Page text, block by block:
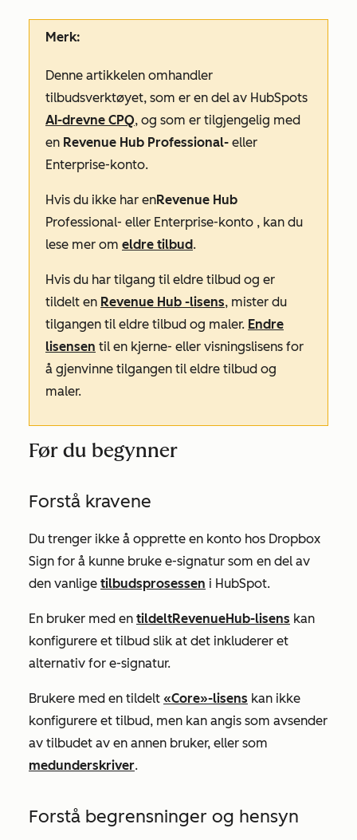
Merk:
Denne artikkelen omhandler
tilbudsverktøyet, som er en del av HubSpots
AI-drevne CPQ, og som er tilgjengelig med
en Revenue Hub Professional- eller
Enterprise-konto.
Hvis du ikke har enRevenue Hub
Professional- eller Enterprise-konto , kan du
lese mer om eldre tilbud.
Hvis du har tilgang til eldre tilbud og er
tildelt en Revenue Hub -lisens, mister du
tilgangen til eldre tilbud og maler. Endre
lisensen til en kjerne- eller visningslisens for
å gjenvinne tilgangen til eldre tilbud og
maler.
Før du begynner
Forstå kravene
Du trenger ikke å opprette en konto hos Dropbox
Sign for å kunne bruke e-signatur som en del av
den vanlige tilbudsprosessen i HubSpot.
En bruker med en tildeltRevenueHub-lisens kan
konfigurere et tilbud slik at det inkluderer et
alternativ for e-signatur.
Brukere med en tildelt «Core»-lisens kan ikke
konfigurere et tilbud, men kan angis som avsender
av tilbudet av en annen bruker, eller som
medunderskriver.
Forstå begrensninger og hensyn